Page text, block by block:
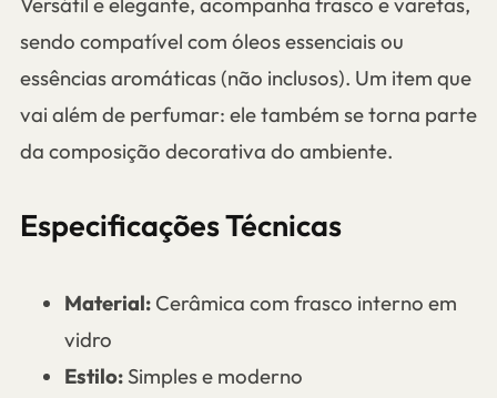
sendo compatível com óleos essenciais ou
essências aromáticas (não inclusos). Um item que
vai além de perfumar: ele também se torna parte
da composição decorativa do ambiente.
Especificações Técnicas
Material:Cerâmica com frasco interno em
vidro
Estilo:Simples e moderno